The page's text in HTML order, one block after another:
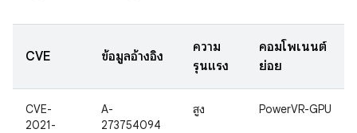
CVE ข้อมูลอ้างอิง
ความ
รุนแรง
คอมโพเนนต์
ย่อย
CVE-
2021-
A-
273754094
สูง PowerVR-GPU